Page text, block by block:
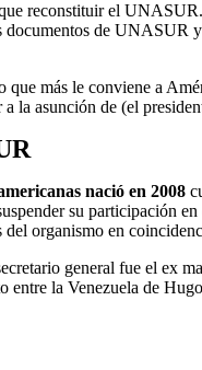
reconstituir el
documentos de UNASUR
más le conviene a
la asunción de (el
nació en 2008
su participación
organismo en
general fue el ex
entre la Venezuela de